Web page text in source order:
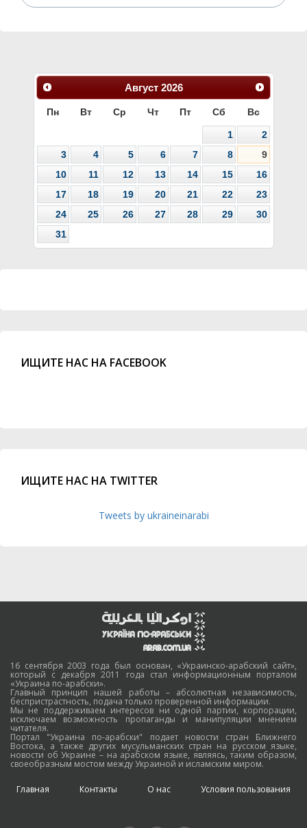
Август 2026
Пн Вт Ср Чт Пт Сб Вс
1
2
3
4 5 6 7 8
9
10
11 12 13 14 15
16
17
18 19 20 21 22
23
24
25 26 27 28 29
30
31
ИЩИТЕ НАС НА FACEBOOK
ИЩИТЕ НАС НА TWITTER
Tweets by ukraineinarabi
16 сентября 2003 года был основан, «Украинско-арабский сайт»,
который с декабря 2011 года стал информационным порталом
«Украина по-арабски».
Главный принцип нашей работы – абсолютная независимость,
беспристрастность, подача только проверенной информации.
Мы не поддерживаем интересов ни одной партии, корпорации,
исключаем возможность пропаганды и манипуляции мнением
читателя.
Портал "Украина по-арабски" подает новости стран Ближнего
Востока, а также других мусульманских стран на русском языке,
новости об Украине – на арабском языке, являясь, таким образом,
своеобразным мостом между Украиной и исламским миром.
Главная Контакты О нас Условия пользования